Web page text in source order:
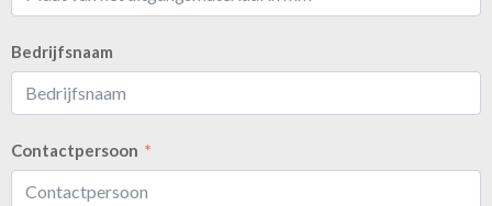
Bedrijfsnaam
Contactpersoon